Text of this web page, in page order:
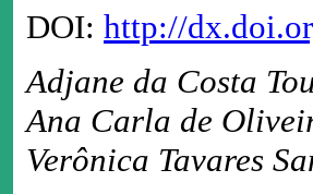
DOI: http://
Adjane da Costa
Ana Carla de
Verônica Tavares